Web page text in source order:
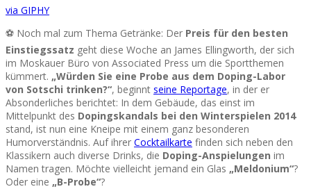
via GIPHY
⚽ Noch mal zum Thema Getränke: Der Preis für den besten
Einstiegssatz geht diese Woche an James Ellingworth, der sich
im Moskauer Büro von Associated Press um die Sportthemen
kümmert. „Würden Sie eine Probe aus dem Doping-Labor
von Sotschi trinken?“, beginnt seine Reportage, in der er
Absonderliches berichtet: In dem Gebäude, das einst im
Mittelpunkt des Dopingskandals bei den Winterspielen 2014
stand, ist nun eine Kneipe mit einem ganz besonderen
Humorverständnis. Auf ihrer Cocktailkarte finden sich neben den
Klassikern auch diverse Drinks, die Doping-Anspielungen im
Namen tragen. Möchte vielleicht jemand ein Glas „Meldonium“?
Oder eine „B-Probe“?